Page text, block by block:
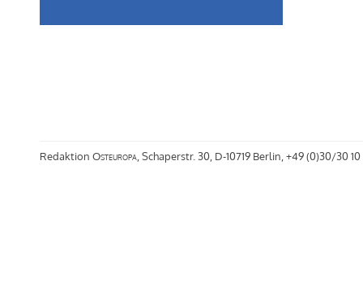
Redaktion Osteuropa, Schaperstr. 30, D-10719 Berlin, +49 (0)30/30